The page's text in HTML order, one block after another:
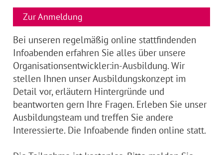
Zur Anmeldung
Bei unseren regelmäßig online stattfindenden
Infoabenden erfahren Sie alles über unsere
Organisationsentwickler:in-Ausbildung. Wir
stellen Ihnen unser Ausbildungskonzept im
Detail vor, erläutern Hintergründe und
beantworten gern Ihre Fragen. Erleben Sie unser
Ausbildungsteam und treffen Sie andere
Interessierte. Die Infoabende finden online statt.